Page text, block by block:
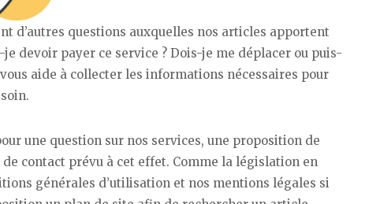
d’autres questions auxquelles nos articles apportent
devoir payer ce service ? Dois-je me déplacer ou puis-
aide à collecter les informations nécessaires pour
une question sur nos services, une proposition de
contact prévu à cet effet. Comme la législation en
générales d’utilisation et nos mentions légales si